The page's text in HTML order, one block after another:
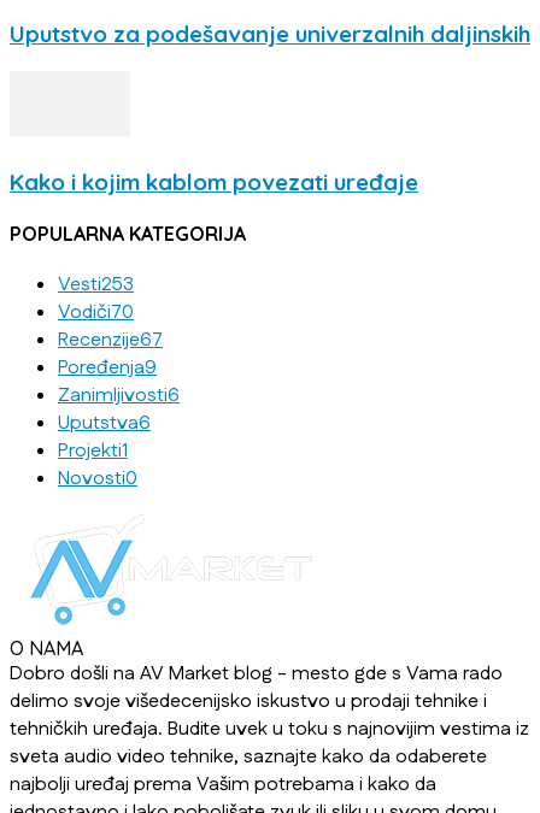
Uputstvo za podešavanje univerzalnih daljinskih
Kako i kojim kablom povezati uređaje
POPULARNA KATEGORIJA
Vesti253
Vodiči70
Recenzije67
Poređenja9
Zanimljivosti6
Uputstva6
Projekti1
Novosti0
O NAMA
Dobro došli na AV Market blog - mesto gde s Vama rado
delimo svoje višedecenijsko iskustvo u prodaji tehnike i
tehničkih uređaja. Budite uvek u toku s najnovijim vestima iz
sveta audio video tehnike, saznajte kako da odaberete
najbolji uređaj prema Vašim potrebama i kako da